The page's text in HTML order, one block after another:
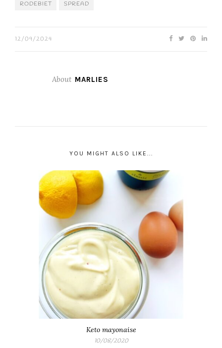
RODEBIET SPREAD
12/09/2024
About MARLIES
YOU MIGHT ALSO LIKE...
Keto mayonaise
10/08/2020